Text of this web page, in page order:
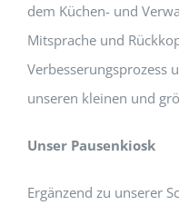
dem Küchen- und
Mitsprache und
Verbesserungsprozess
unseren kleinen und
Unser Pausenkiosk
Ergänzend zu unserer